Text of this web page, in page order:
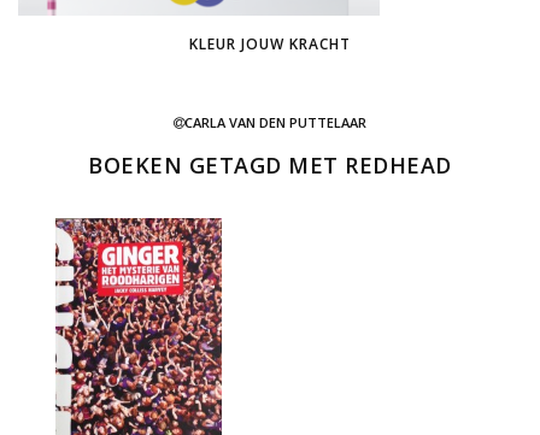
KLEUR JOUW KRACHT
CARLA VAN DEN PUTTELAAR
BOEKEN GETAGD MET REDHEAD